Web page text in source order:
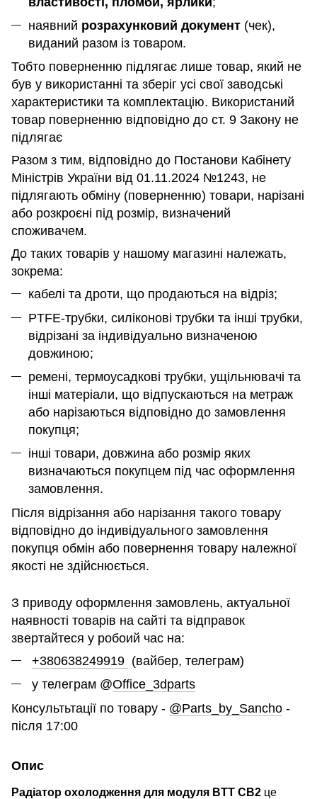
наявний розрахунковий документ (чек),
виданий разом із товаром.
Тобто поверненню підлягає лише товар, який не
був у використанні та зберіг усі свої заводські
характеристики та комплектацію. Використаний
товар поверненню відповідно до ст. 9 Закону не
підлягає
Разом з тим, відповідно до Постанови Кабінету
Міністрів України від 01.11.2024 №1243, не
підлягають обміну (поверненню) товари, нарізані
або розкроєні під розмір, визначений
споживачем.
До таких товарів у нашому магазині належать,
зокрема:
кабелі та дроти, що продаються на відріз;
PTFE-трубки, силіконові трубки та інші трубки,
відрізані за індивідуально визначеною
довжиною;
ремені, термоусадкові трубки, ущільнювачі та
інші матеріали, що відпускаються на метраж
або нарізаються відповідно до замовлення
покупця;
інші товари, довжина або розмір яких
визначаються покупцем під час оформлення
замовлення.
Після відрізання або нарізання такого товару
відповідно до індивідуального замовлення
покупця обмін або повернення товару належної
якості не здійснюється.
З приводу оформлення замовлень, актуальної
наявності товарів на сайті та відправок
звертайтеся у робоий час на:
+380638249919 (вайбер, телеграм)
у телеграм @Office_3dparts
Консультьтації по товару - @Parts_by_Sancho -
після 17:00
Опис
Радіатор охолодження для модуля BTT CB2 це